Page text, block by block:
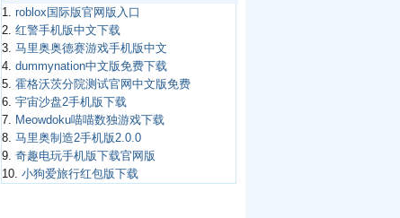
1. roblox国际版官网版入口
2. 红警手机版中文下载
3. 马里奥奥德赛游戏手机版中文
4. dummynation中文版免费下载
5. 霍格沃茨分院测试官网中文版免费
6. 宇宙沙盘2手机版下载
7. Meowdoku喵喵数独游戏下载
8. 马里奥制造2手机版2.0.0
9. 奇趣电玩手机版下载官网版
10. 小狗爱旅行红包版下载